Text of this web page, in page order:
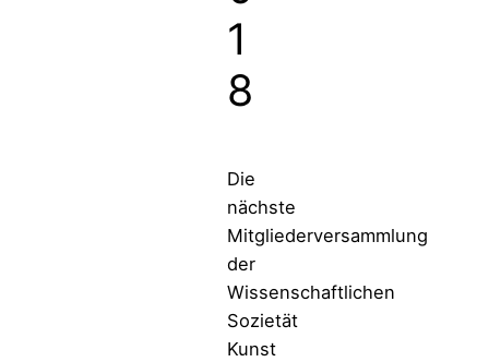
1
8
Die
nächste
Mitgliederversammlung
der
Wissenschaftlichen
Sozietät
Kunst